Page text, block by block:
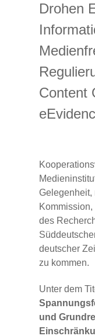
​​Drohen
Content
Gelegenheit,
des
deutscher
zu kommen.
Unter dem
und